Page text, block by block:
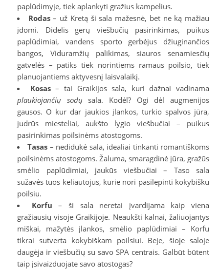
paplūdimyje, tiek aplankyti gražius kampelius.
Rodas– už Kretą ši sala mažesnė, bet ne ką mažiau
įdomi. Didelis gerų viešbučių pasirinkimas, puikūs
paplūdimiai, vandens sporto gerbėjus džiuginančios
bangos, Viduramžių palikimas, siauros senamiesčių
gatvelės – patiks tiek norintiems ramaus poilsio, tiek
planuojantiems aktyvesnį laisvalaikį.
Kosas– tai Graikijos sala, kuri dažnai vadinama
plaukiojančių sodų sala. Kodėl? Ogi dėl augmenijos
gausos. O kur dar jaukios įlankos, turkio spalvos jūra,
judrūs miesteliai, aukšto lygio viešbučiai – puikus
pasirinkimas poilsinėms atostogoms.
Tasas – nedidukė sala, idealiai tinkanti romantiškoms
poilsinėms atostogoms. Žaluma, smaragdinė jūra, gražūs
smėlio paplūdimiai, jaukūs viešbučiai – Taso sala
sužavės tuos keliautojus, kurie nori pasilepinti kokybišku
poilsiu.
Korfu – ši sala neretai įvardijama kaip viena
gražiausių visoje Graikijoje. Neaukšti kalnai, žaliuojantys
miškai, mažytės įlankos, smėlio paplūdimiai – Korfu
tikrai sutverta kokybiškam poilsiui. Beje, šioje saloje
daugėja ir viešbučių su savo SPA centrais. Galbūt būtent
taip įsivaizduojate savo atostogas?